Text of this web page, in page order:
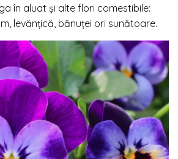
în aluat și alte flori comestibile:
levănțică, bănuței ori sunătoare.